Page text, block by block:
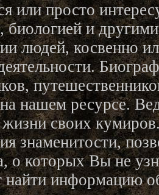
или просто
биологией и
людей, косвенно
нашем ресурсе.
своих
знаменитости,
о которых Вы не
найти информацию